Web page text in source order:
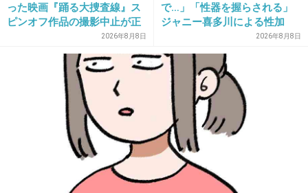
「顔はやめなよ、ボディ、ボディ」
+96
った映画『踊る大捜査線』ス
ピンオフ作品の撮影中止が正
2026年8月8日
で…」「性器を握らされる」
ジャニー喜多川による性加
害、語り始めた被害者たち
《徹底取材の裏側》
2026年8月8日